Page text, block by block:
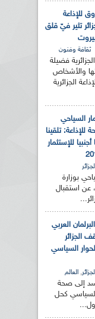
للإذاعة
تثير فيّ قلق
ثقافة وفنون
فضيلة
والأشخاص
الجزائرية
السياحي
للإذاعة: تلقينا
70 طلبا أجنبيا للإستثمار
بوزارة
عن استقبال
العربي
الجزائر
السياسي
, العالم
إلى صحة
السياسي كحل